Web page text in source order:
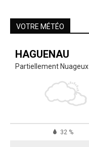
VOTRE MÉTÉO
HAGUENAU
Partiellement Nuageux
32 %